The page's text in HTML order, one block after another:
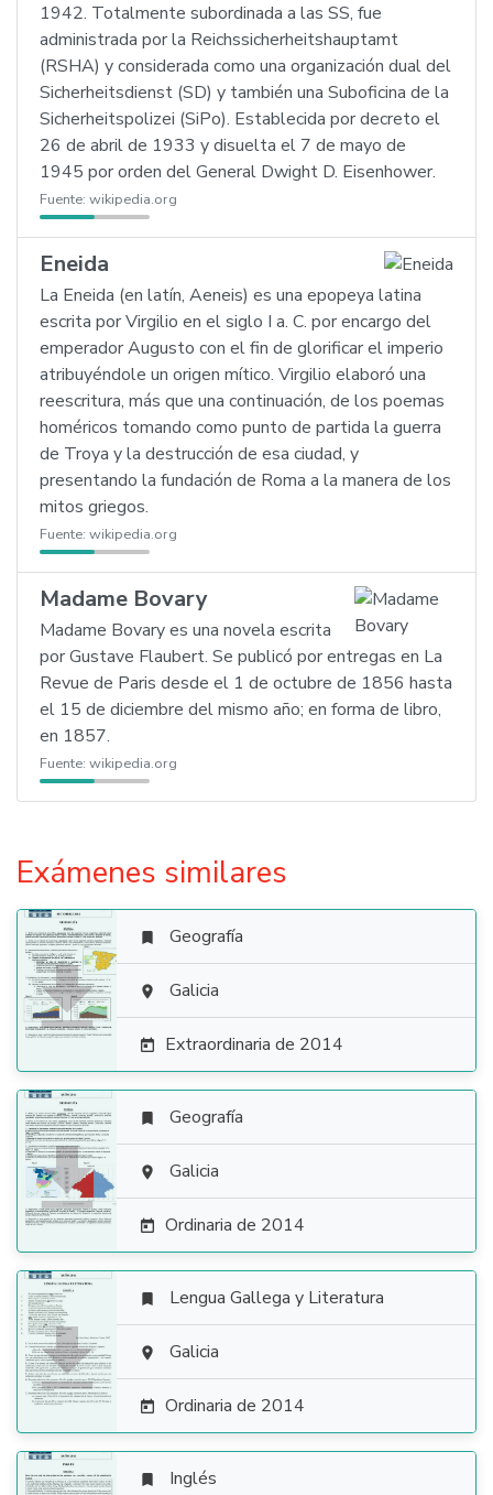
1942. Totalmente subordinada a las SS, fue
administrada por la Reichssicherheitshauptamt
(RSHA) y considerada como una organización dual del
Sicherheitsdienst (SD) y también una Suboficina de la
Sicherheitspolizei (SiPo). Establecida por decreto el
26 de abril de 1933 y disuelta el 7 de mayo de
1945 por orden del General Dwight D. Eisenhower.
Fuente: wikipedia.org
Eneida
La Eneida (en latín, Aeneis) es una epopeya latina
escrita por Virgilio en el siglo I a. C. por encargo del
emperador Augusto con el fin de glorificar el imperio
atribuyéndole un origen mítico. Virgilio elaboró una
reescritura, más que una continuación, de los poemas
homéricos tomando como punto de partida la guerra
de Troya y la destrucción de esa ciudad, y
presentando la fundación de Roma a la manera de los
mitos griegos.
Fuente: wikipedia.org
Madame Bovary
Madame Bovary es una novela escrita
por Gustave Flaubert. Se publicó por entregas en La
Revue de Paris desde el 1 de octubre de 1856 hasta
el 15 de diciembre del mismo año; en forma de libro,
en 1857.
Fuente: wikipedia.org
Exámenes similares

 Geografía
 Galicia
 Extraordinaria de 2014

 Geografía
 Galicia
 Ordinaria de 2014

 Lengua Gallega y Literatura
 Galicia
 Ordinaria de 2014
 Inglés